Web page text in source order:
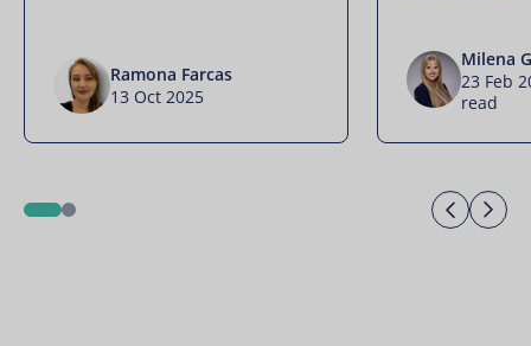
Ramona Farcas
13 Oct 2025
Milena
23 Feb
read
1